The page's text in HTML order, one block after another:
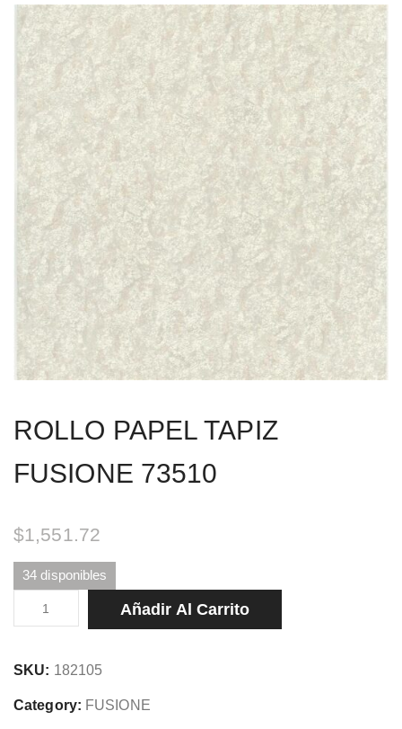
ROLLO PAPEL TAPIZ
FUSIONE 73510
$1,551.72
34 disponibles
ROLLO
PAPEL
FUSIONE
73510
Añadir Al Carrito
SKU: 182105
Category: FUSIONE